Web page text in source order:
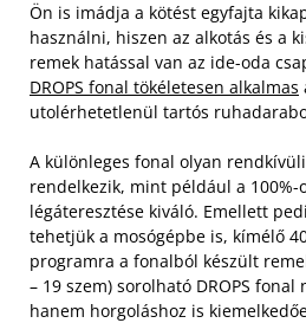
Ön is imádja a kötést egyfajta
használni, hiszen az alkotás és a
remek hatással van az ide-oda
DROPS fonal tökéletesen alkalmas
utolérhetetlenül tartós
A különleges fonal olyan
rendelkezik, mint például a 100%-
légáteresztése kiváló. Emellett
tehetjük a mosógépbe is, kímélő
programra a fonalból készült
– 19 szem) sorolható DROPS fonal
hanem horgoláshoz is